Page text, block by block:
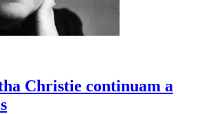
Christie continuam a